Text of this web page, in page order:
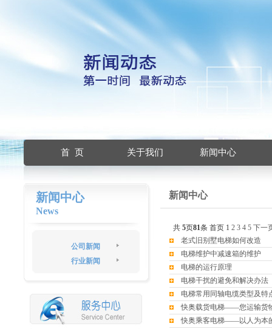
首 页 关于我们 新闻中心
新闻中心
News
公司新闻
行业新闻
新闻中心
共 5页81条 首页 1 2 3 4 5 下一
老式旧别墅电梯如何改造
电梯维护中减速箱的维护
电梯的运行原理
电梯干扰的避免和解决办法
电梯常用同轴电缆类型及特
快奥载货电梯——您运输货
快奥乘客电梯——以人为本